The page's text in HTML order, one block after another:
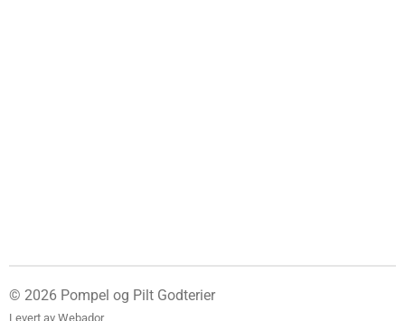
© 2026 Pompel og Pilt Godterier
Levert av Webador